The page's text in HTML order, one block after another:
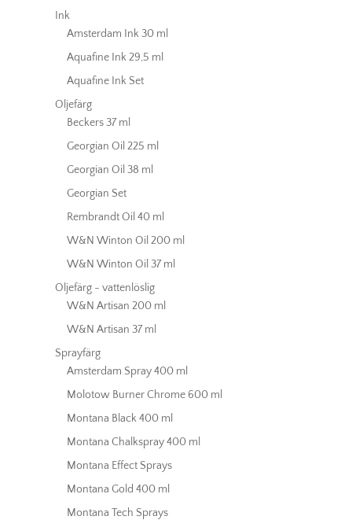
Ink
Amsterdam Ink 30 ml
Aquafine Ink 29,5 ml
Aquafine Ink Set
Oljefärg
Beckers 37 ml
Georgian Oil 225 ml
Georgian Oil 38 ml
Georgian Set
Rembrandt Oil 40 ml
W&N Winton Oil 200 ml
W&N Winton Oil 37 ml
Oljefärg - vattenlöslig
W&N Artisan 200 ml
W&N Artisan 37 ml
Sprayfärg
Amsterdam Spray 400 ml
Molotow Burner Chrome 600 ml
Montana Black 400 ml
Montana Chalkspray 400 ml
Montana Effect Sprays
Montana Gold 400 ml
Montana Tech Sprays